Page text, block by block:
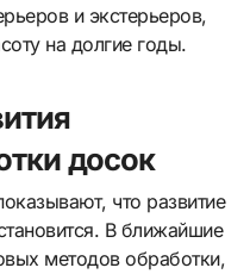
и экстерьеров,
на долгие годы.
досок
что развитие
В ближайшие
методов обработки,